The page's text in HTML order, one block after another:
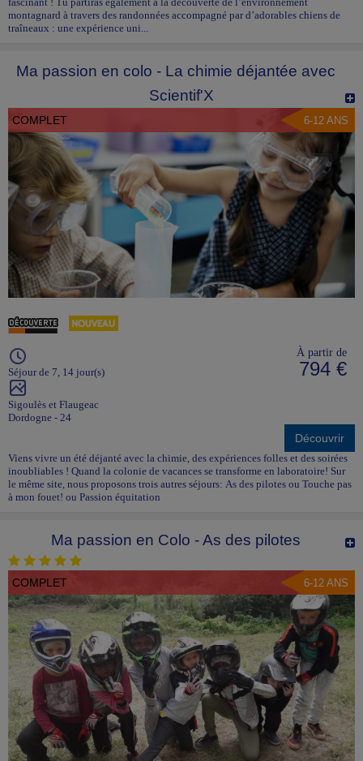
montagnard à travers des randonnées accompagné par d’adorables chiens de
traîneaux : une expérience uni...
Ma passion en colo - La chimie déjantée avec
Scientif'X
COMPLET 6-12 ANS
Séjour de 7, 14 jour(s)
Sigoulès et Flaugeac
Dordogne - 24
À partir de
794 €
Découvrir
Viens vivre un été déjanté avec la chimie, des expériences folles et des soirées
inoubliables ! Quand la colonie de vacances se transforme en laboratoire! Sur
le même site, nous proposons trois autres séjours: As des pilotes ou Touche pas
à mon fouet! ou Passion équitation
Ma passion en Colo - As des pilotes
COMPLET 6-12 ANS